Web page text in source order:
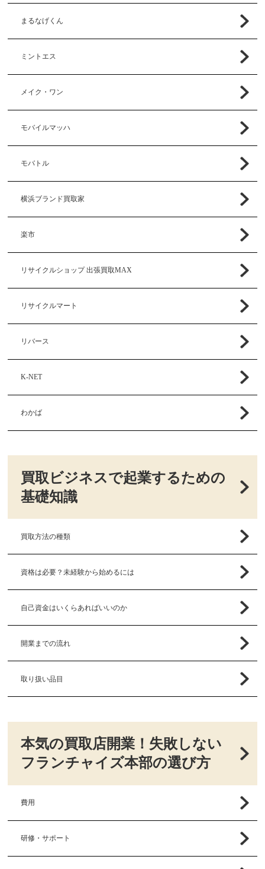
まるなげくん
ミントエス
メイク・ワン
モバイルマッハ
モバトル
横浜ブランド買取家
楽市
リサイクルショップ 出張買取MAX
リサイクルマート
リバース
K-NET
わかば
買取ビジネスで起業するための
基礎知識
買取方法の種類
資格は必要？未経験から始めるには
自己資金はいくらあればいいのか
開業までの流れ
取り扱い品目
本気の買取店開業！失敗しない
フランチャイズ本部の選び方
費用
研修・サポート